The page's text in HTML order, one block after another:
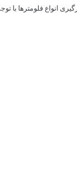
انواع فلومترها با